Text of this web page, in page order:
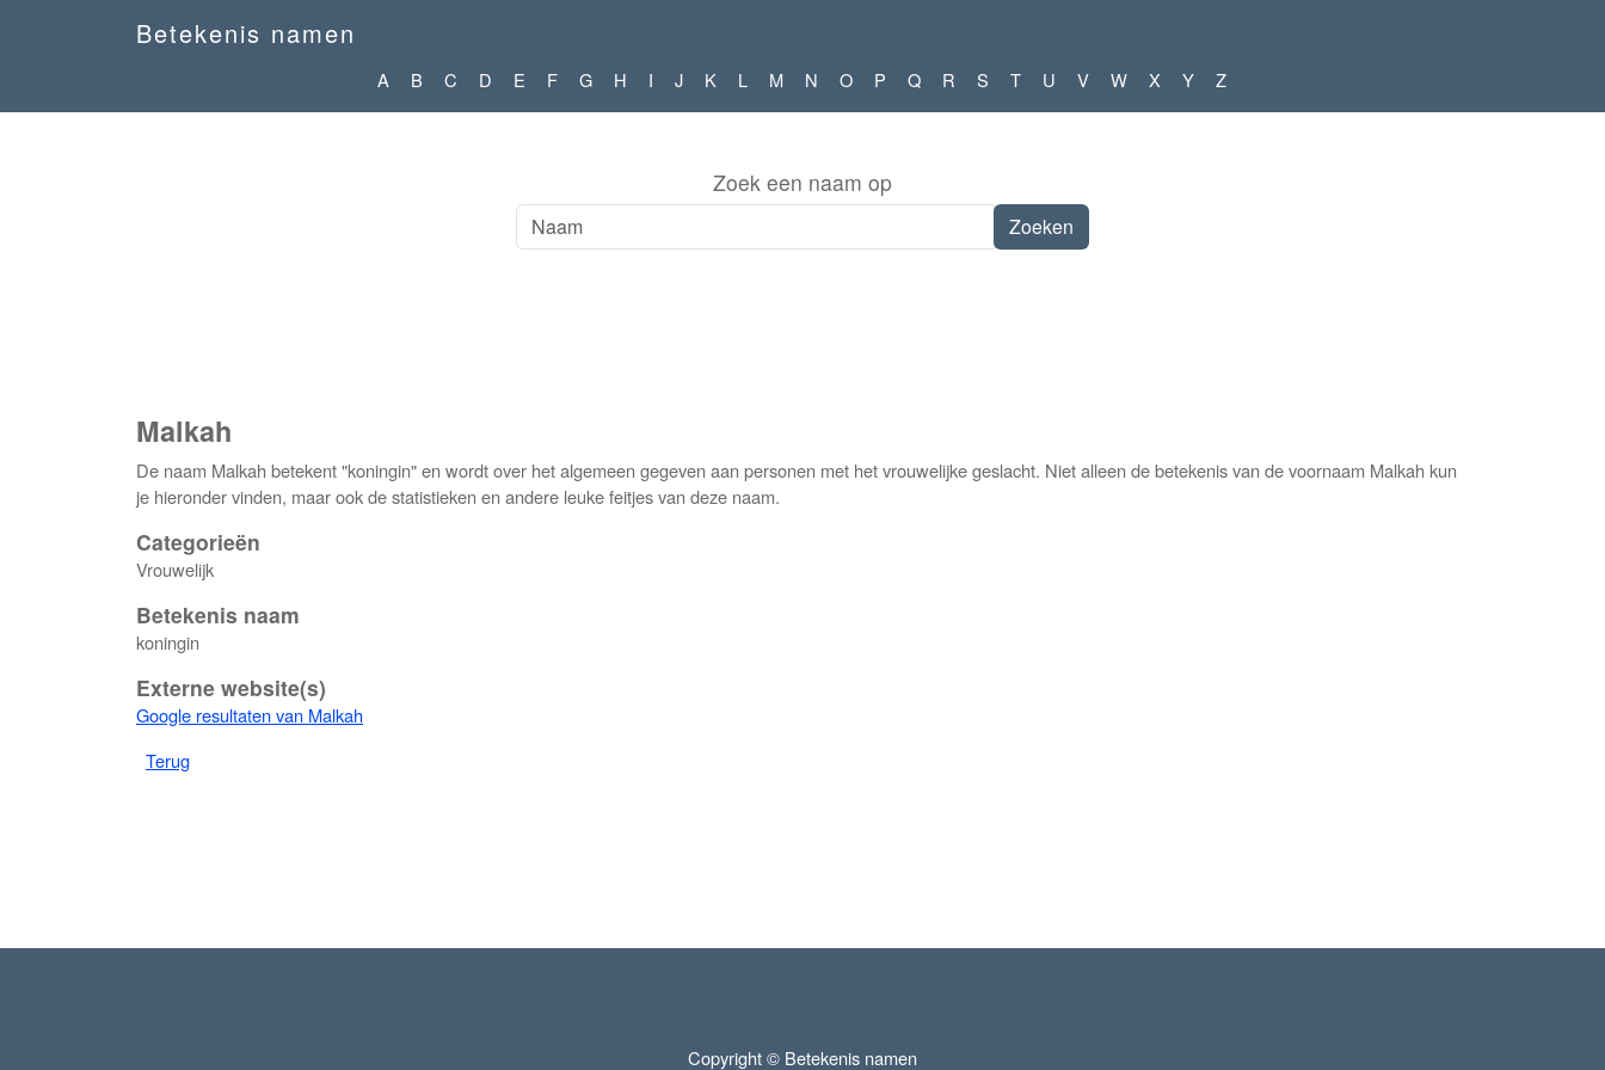
Betekenis namen
A B C D E F G H I J K L M N O P Q R S T U V W X Y Z
Zoek een naam op
Malkah
De naam Malkah betekent "koningin" en wordt over het algemeen gegeven aan personen met het vrouwelijke geslacht. Niet alleen de betekenis van de voornaam Malkah kun
je hieronder vinden, maar ook de statistieken en andere leuke feitjes van deze naam.
Categorieën
Vrouwelijk
Betekenis naam
koningin
Externe website(s)
Google resultaten van Malkah
Terug
Copyright © Betekenis namen